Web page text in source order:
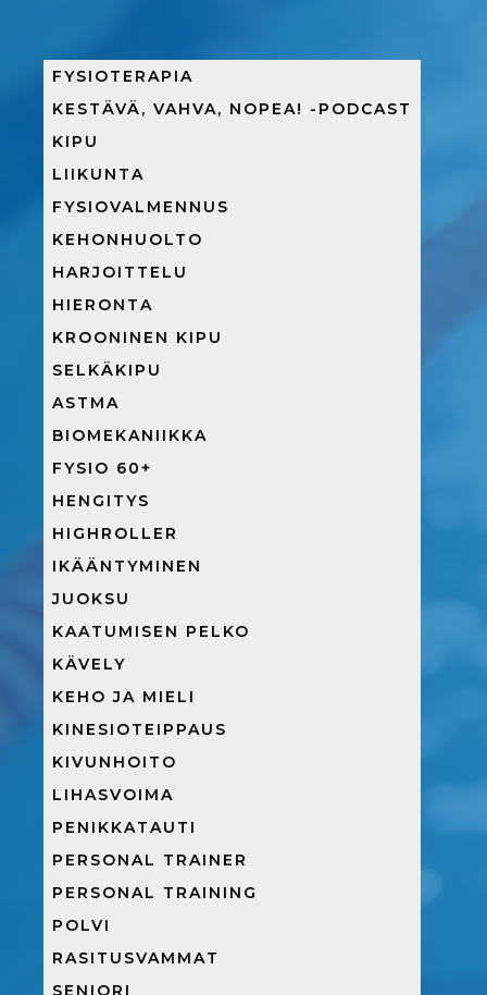
FYSIOTERAPIA
KESTÄVÄ, VAHVA, NOPEA! -PODCAST
KIPU
LIIKUNTA
FYSIOVALMENNUS
KEHONHUOLTO
HARJOITTELU
HIERONTA
KROONINEN KIPU
SELKÄKIPU
ASTMA
BIOMEKANIIKKA
FYSIO 60+
HENGITYS
HIGHROLLER
IKÄÄNTYMINEN
JUOKSU
KAATUMISEN PELKO
KÄVELY
KEHO JA MIELI
KINESIOTEIPPAUS
KIVUNHOITO
LIHASVOIMA
PENIKKATAUTI
PERSONAL TRAINER
PERSONAL TRAINING
POLVI
RASITUSVAMMAT
SENIORI